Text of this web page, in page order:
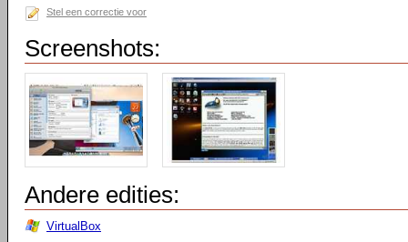
Stel een correctie voor
Screenshots:
Andere edities:
VirtualBox